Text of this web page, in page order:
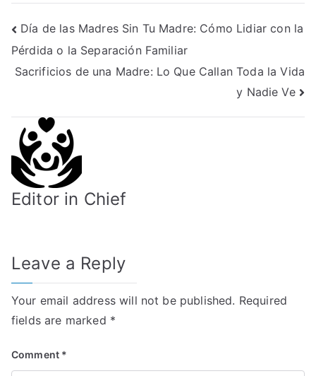
Post
navigation
Día de las Madres Sin Tu Madre: Cómo Lidiar con la
Pérdida o la Separación Familiar
Sacrificios de una Madre: Lo Que Callan Toda la Vida
y Nadie Ve
Editor in Chief
Leave a Reply
Your email address will not be published. Required
fields are marked *
Comment *